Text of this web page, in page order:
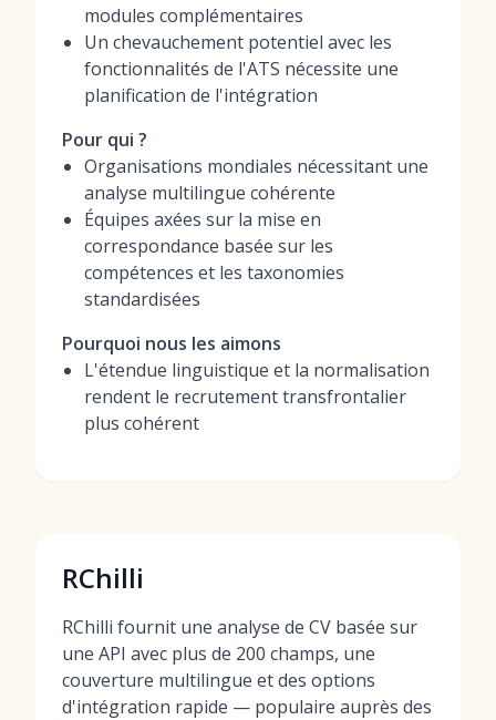
modules complémentaires
Un chevauchement potentiel avec les
fonctionnalités de l'ATS nécessite une
planification de l'intégration
Pour qui ?
Organisations mondiales nécessitant une
analyse multilingue cohérente
Équipes axées sur la mise en
correspondance basée sur les
compétences et les taxonomies
standardisées
Pourquoi nous les aimons
L'étendue linguistique et la normalisation
rendent le recrutement transfrontalier
plus cohérent
RChilli
RChilli fournit une analyse de CV basée sur
une API avec plus de 200 champs, une
couverture multilingue et des options
d'intégration rapide — populaire auprès des